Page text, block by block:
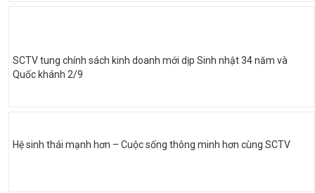
SCTV tung chính sách kinh doanh mới dịp Sinh nhật 34 năm và
Quốc khánh 2/9
Hệ sinh thái mạnh hơn – Cuộc sống thông minh hơn cùng SCTV